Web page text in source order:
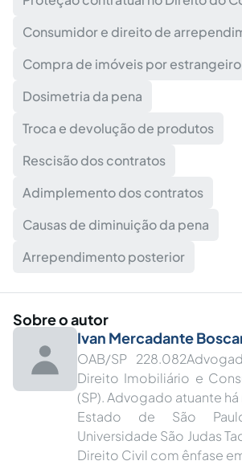
Consumidor e direito de
Compra de imóveis por estrangeiro
Dosimetria da pena
Troca e devolução de produtos
Rescisão dos contratos
Adimplemento dos contratos
Causas de diminuição da pena
Arrependimento posterior
Sobre o autor
Ivan Mercadante
OAB/SP
Direito Imobiliário e
(SP). Advogado atuante
Estado de São
Universidade São Judas
Direito Civil com ênfase